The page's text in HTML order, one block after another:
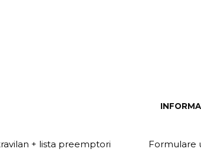
+ lista preemptori
Formulare